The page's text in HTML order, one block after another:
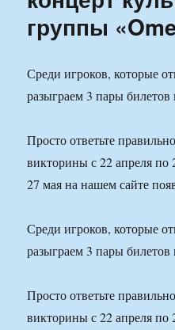
группы
Среди игроков, которые
разыграем 3 пары билетов
Просто ответьте
викторины с 22 апреля по
27 мая на нашем сайте
Среди игроков, которые
разыграем 3 пары билетов
Просто ответьте
викторины с 22 апреля по